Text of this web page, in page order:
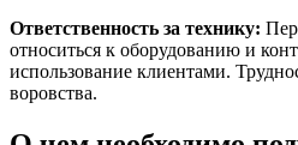
Ответственность за технику:
относиться к оборудованию и
использование клиентами.
воровства.